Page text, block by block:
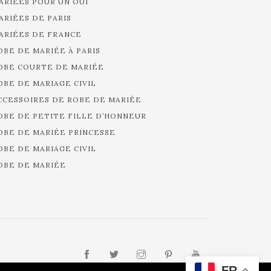
DE PARIS
DE FRANCE
DE MARIÉE À PARIS
COURTE DE MARIÉE
DE MARIAGE CIVIL
DE ROBE DE MARIÉE
DE PETITE FILLE D’HONNEUR
DE MARIÉE PRINCESSE
DE MARIAGE CIVIL
DE MARIÉE